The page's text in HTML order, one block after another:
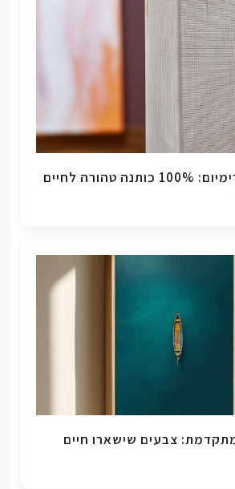
קנבס אמנים פרימיום: 100% כותנה טהורה לחיים
צבעים שישארו חיים